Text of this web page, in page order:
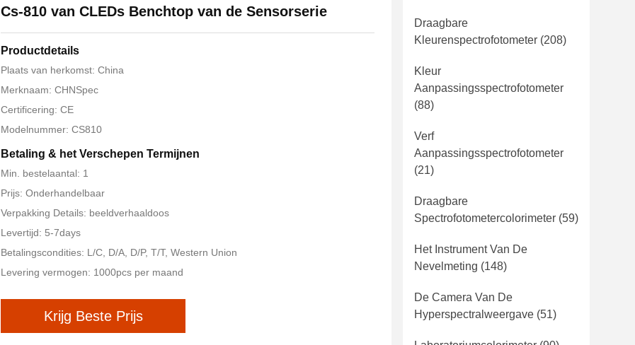
Cs-810 van CLEDs Benchtop van de Sensorserie
Productdetails
Plaats van herkomst: China
Merknaam: CHNSpec
Certificering: CE
Modelnummer: CS810
Betaling & het Verschepen Termijnen
Min. bestelaantal: 1
Prijs: Onderhandelbaar
Verpakking Details: beeldverhaaldoos
Levertijd: 5-7days
Betalingscondities: L/C, D/A, D/P, T/T, Western Union
Levering vermogen: 1000pcs per maand
Krijg Beste Prijs
Draagbare
Kleurenspectrofotometer (208)
Kleur
Aanpassingsspectrofotometer
(88)
Verf
Aanpassingsspectrofotometer
(21)
Draagbare
Spectrofotometercolorimeter (59)
Het Instrument Van De
Nevelmeting (148)
De Camera Van De
Hyperspectralweergave (51)